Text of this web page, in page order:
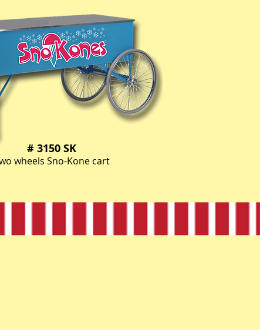
# 3150 SK
wheels Sno-Kone cart